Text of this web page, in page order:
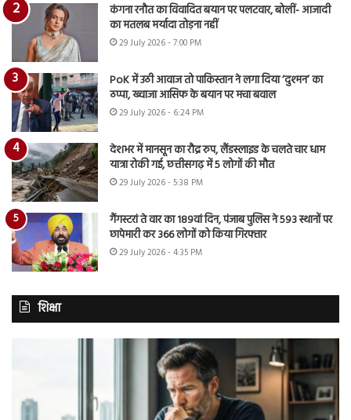
कंगना रनौत का विवादित बयान पर पलटवार, बोलीं- आजादी
का मतलब मर्यादा तोड़ना नहीं
29 July 2026 - 7:00 PM
PoK में उठी आवाज तो पाकिस्तान ने लगा दिया ‘दुश्मन’ का
ठप्पा, ख्वाजा आसिफ के बयान पर मचा बवाल
29 July 2026 - 6:24 PM
देशभर में मानसून का रौद्र रुप, लैंडस्लाइड के चलते चार धाम
यात्रा रोकी गई, छत्तीसगढ़ में 5 लोगों की मौत
29 July 2026 - 5:38 PM
गैंगस्टरां ते वार का 189वां दिन, पंजाब पुलिस ने 593 स्थानों पर
छापेमारी कर 366 लोगों को किया गिरफ्तार
29 July 2026 - 4:35 PM
शिक्षा